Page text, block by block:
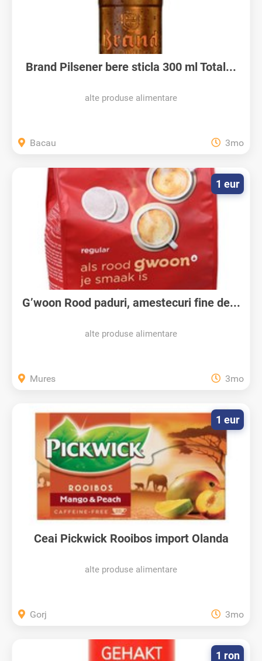
Brand Pilsener bere sticla 300 ml Total...
alte produse alimentare
Bacau 3mo
G’woon Rood paduri, amestecuri fine de...
alte produse alimentare
1 eur
Mures 3mo
Ceai Pickwick Rooibos import Olanda
alte produse alimentare
1 eur
Gorj 3mo
1 ron